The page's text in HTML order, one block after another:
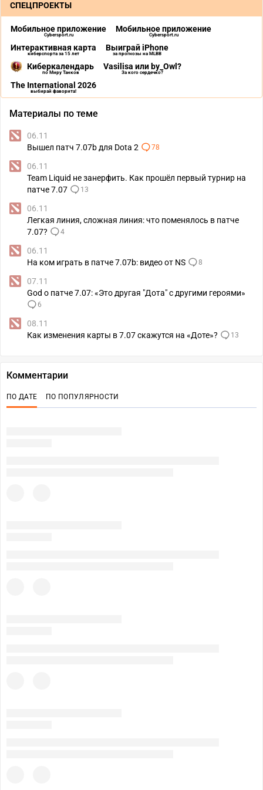
СПЕЦПРОЕКТЫ
Мобильное приложение
Cybersport.ru
Мобильное приложение
Cybersport.ru
Интерактивная карта
киберспорта за 15 лет
Выиграй iPhone
за прогнозы на MLBB
Киберкалендарь
по Миру Танков
Vasilisa или by_Owl?
За кого сердечко?
The International 2026
выбирай фаворита!
Материалы по теме
06.11
Вышел патч 7.07b для Dota 2
78
06.11
Team Liquid не занерфить. Как прошёл первый турнир на
патче 7.07
13
06.11
Легкая линия, сложная линия: что поменялось в патче
7.07?
4
06.11
На ком играть в патче 7.07b: видео от NS
8
07.11
God о патче 7.07: «Это другая "Дота" с другими героями»
6
08.11
Как изменения карты в 7.07 скажутся на «Доте»?
13
Комментарии
ПО ДАТЕ ПО ПОПУЛЯРНОСТИ